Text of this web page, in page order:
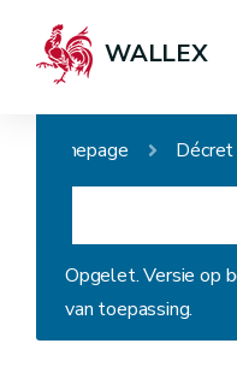
WALLEX
Homepage
Opgelet. Versie op
van toepassing.